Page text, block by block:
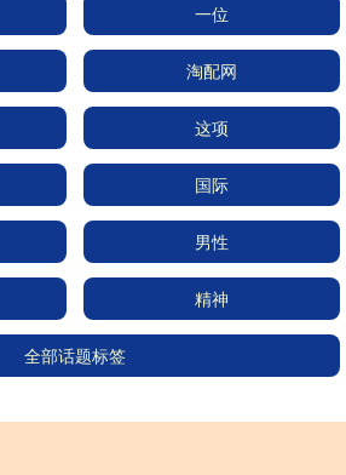
一位
淘配网
这项
国际
男性
精神
全部话题标签